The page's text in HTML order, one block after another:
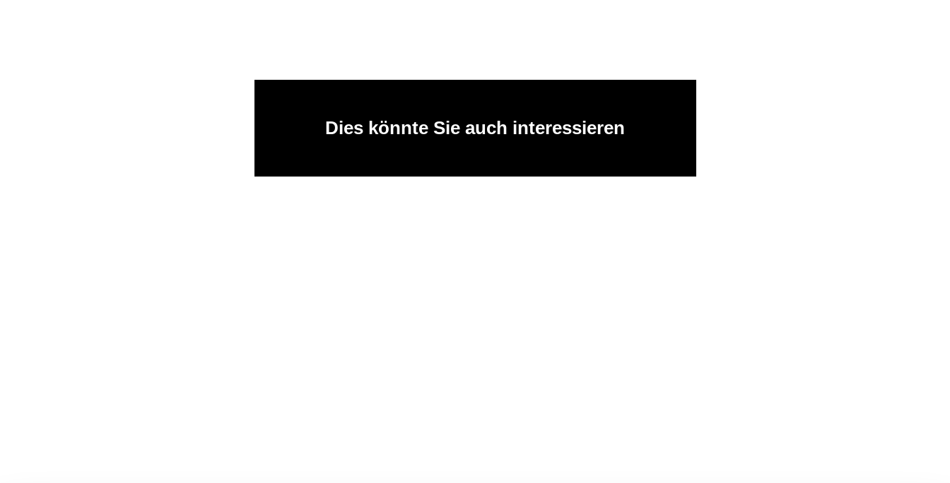
Dies könnte Sie auch interessieren